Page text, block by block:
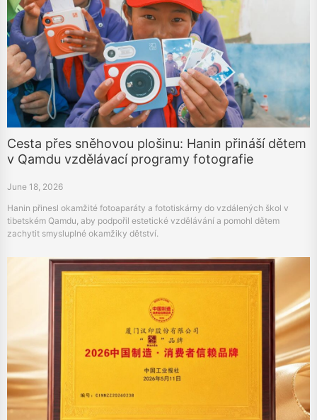
Cesta přes sněhovou plošinu: Hanin přináší dětem
v Qamdu vzdělávací programy fotografie
June 18, 2026
Hanin přinesl okamžité fotoaparáty a fototiskárny do vzdálených škol v
tibetském Qamdu, aby podpořil estetické vzdělávání a pomohl dětem
zachytit smysluplné okamžiky dětství.